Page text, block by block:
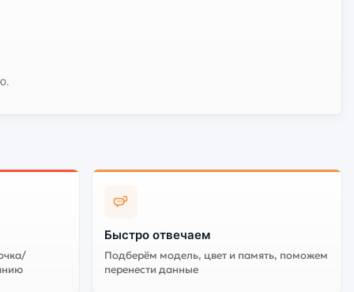
Быстро отвечаем
Подберём модель, цвет и память, поможем
перенести данные